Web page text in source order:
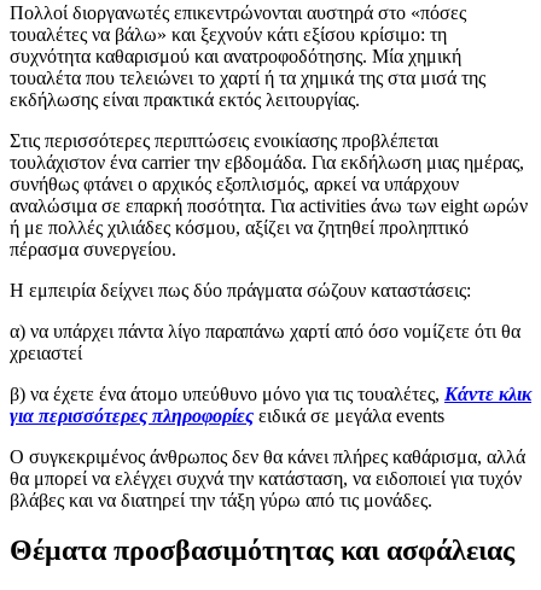
Πολλοί διοργανωτές επικεντρώνονται αυστηρά στο «πόσες
τουαλέτες να βάλω» και ξεχνούν κάτι εξίσου κρίσιμο: τη
συχνότητα καθαρισμού και ανατροφοδότησης. Μία χημική
τουαλέτα που τελειώνει το χαρτί ή τα χημικά της στα μισά της
εκδήλωσης είναι πρακτικά εκτός λειτουργίας.
Στις περισσότερες περιπτώσεις ενοικίασης προβλέπεται
τουλάχιστον ένα carrier την εβδομάδα. Για εκδήλωση μιας ημέρας,
συνήθως φτάνει ο αρχικός εξοπλισμός, αρκεί να υπάρχουν
αναλώσιμα σε επαρκή ποσότητα. Για activities άνω των eight ωρών
ή με πολλές χιλιάδες κόσμου, αξίζει να ζητηθεί προληπτικό
πέρασμα συνεργείου.
Η εμπειρία δείχνει πως δύο πράγματα σώζουν καταστάσεις:
α) να υπάρχει πάντα λίγο παραπάνω χαρτί από όσο νομίζετε ότι θα
χρειαστεί
β) να έχετε ένα άτομο υπεύθυνο μόνο για τις τουαλέτες, Κάντε κλικ
για περισσότερες πληροφορίες ειδικά σε μεγάλα events
Ο συγκεκριμένος άνθρωπος δεν θα κάνει πλήρες καθάρισμα, αλλά
θα μπορεί να ελέγχει συχνά την κατάσταση, να ειδοποιεί για τυχόν
βλάβες και να διατηρεί την τάξη γύρω από τις μονάδες.
Θέματα προσβασιμότητας και ασφάλειας